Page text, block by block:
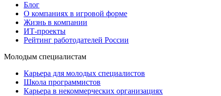
Блог
О компаниях в игровой форме
Жизнь в компании
ИТ-проекты
Рейтинг работодателей России
Молодым специалистам
Карьера для молодых специалистов
Школа программистов
Карьера в некоммерческих организациях